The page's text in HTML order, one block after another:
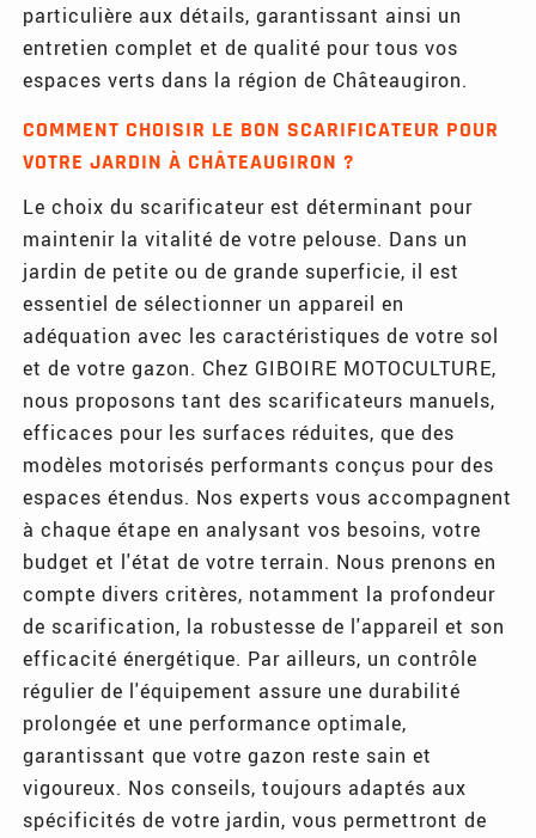
particulière aux détails, garantissant ainsi un
entretien complet et de qualité pour tous vos
espaces verts dans la région de Châteaugiron.
COMMENT CHOISIR LE BON SCARIFICATEUR POUR
VOTRE JARDIN À CHÂTEAUGIRON ?
Le choix du scarificateur est déterminant pour
maintenir la vitalité de votre pelouse. Dans un
jardin de petite ou de grande superficie, il est
essentiel de sélectionner un appareil en
adéquation avec les caractéristiques de votre sol
et de votre gazon. Chez GIBOIRE MOTOCULTURE,
nous proposons tant des scarificateurs manuels,
efficaces pour les surfaces réduites, que des
modèles motorisés performants conçus pour des
espaces étendus. Nos experts vous accompagnent
à chaque étape en analysant vos besoins, votre
budget et l'état de votre terrain. Nous prenons en
compte divers critères, notamment la profondeur
de scarification, la robustesse de l'appareil et son
efficacité énergétique. Par ailleurs, un contrôle
régulier de l'équipement assure une durabilité
prolongée et une performance optimale,
garantissant que votre gazon reste sain et
vigoureux. Nos conseils, toujours adaptés aux
spécificités de votre jardin, vous permettront de